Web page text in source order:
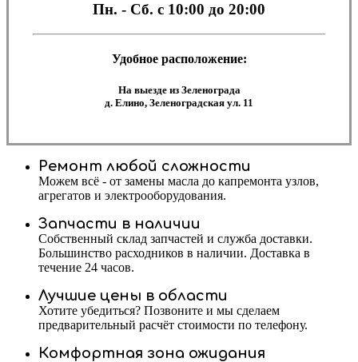
Пн. - Сб. с 10:00 до 20:00
Удобное расположение:
На выезде из Зеленограда
д. Елино, Зеленоградская ул. 11
Ремонт любой сложности
Можем всё - от замены масла до капремонта узлов,
агрегатов и электрооборудования.
Запчасти в наличии
Собственный склад запчастей и служба доставки.
Большинство расходников в наличии. Доставка в
течение 24 часов.
Лучшие цены в области
Хотите убедиться? Позвоните и мы сделаем
предварительный расчёт стоимости по телефону.
Комфортная зона ожидания